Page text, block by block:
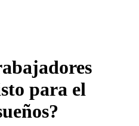
para el